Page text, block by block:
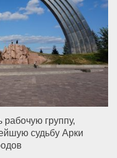
рабочую группу,
судьбу Арки